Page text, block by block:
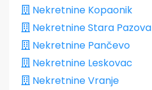
Nekretnine Kopaonik
Nekretnine Stara Pazova
Nekretnine Pančevo
Nekretnine Leskovac
Nekretnine Vranje